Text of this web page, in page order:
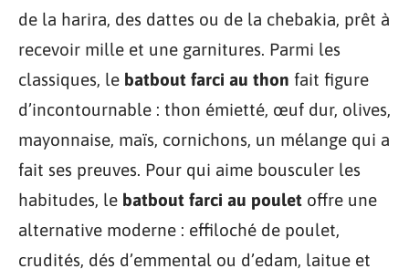
de la harira, des dattes ou de la chebakia, prêt à
recevoir mille et une garnitures. Parmi les
classiques, le batbout farci au thon fait figure
d’incontournable : thon émietté, œuf dur, olives,
mayonnaise, maïs, cornichons, un mélange qui a
fait ses preuves. Pour qui aime bousculer les
habitudes, le batbout farci au poulet offre une
alternative moderne : effiloché de poulet,
crudités, dés d’emmental ou d’edam, laitue et